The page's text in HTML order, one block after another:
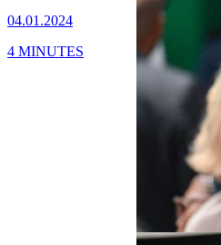
04.01.2024
4 MINUTES